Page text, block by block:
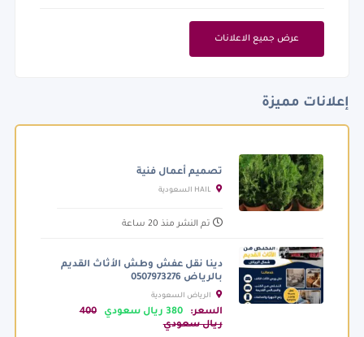
عرض جميع الاعلانات
إعلانات مميزة
تصميم أعمال فنية
تم النشر منذ 20 ساعة
دينا نقل عفش وطش الأثاث القديم
بالرياض 0507973276
السعر: 380 ريال سعودي
400
ريال سعودي